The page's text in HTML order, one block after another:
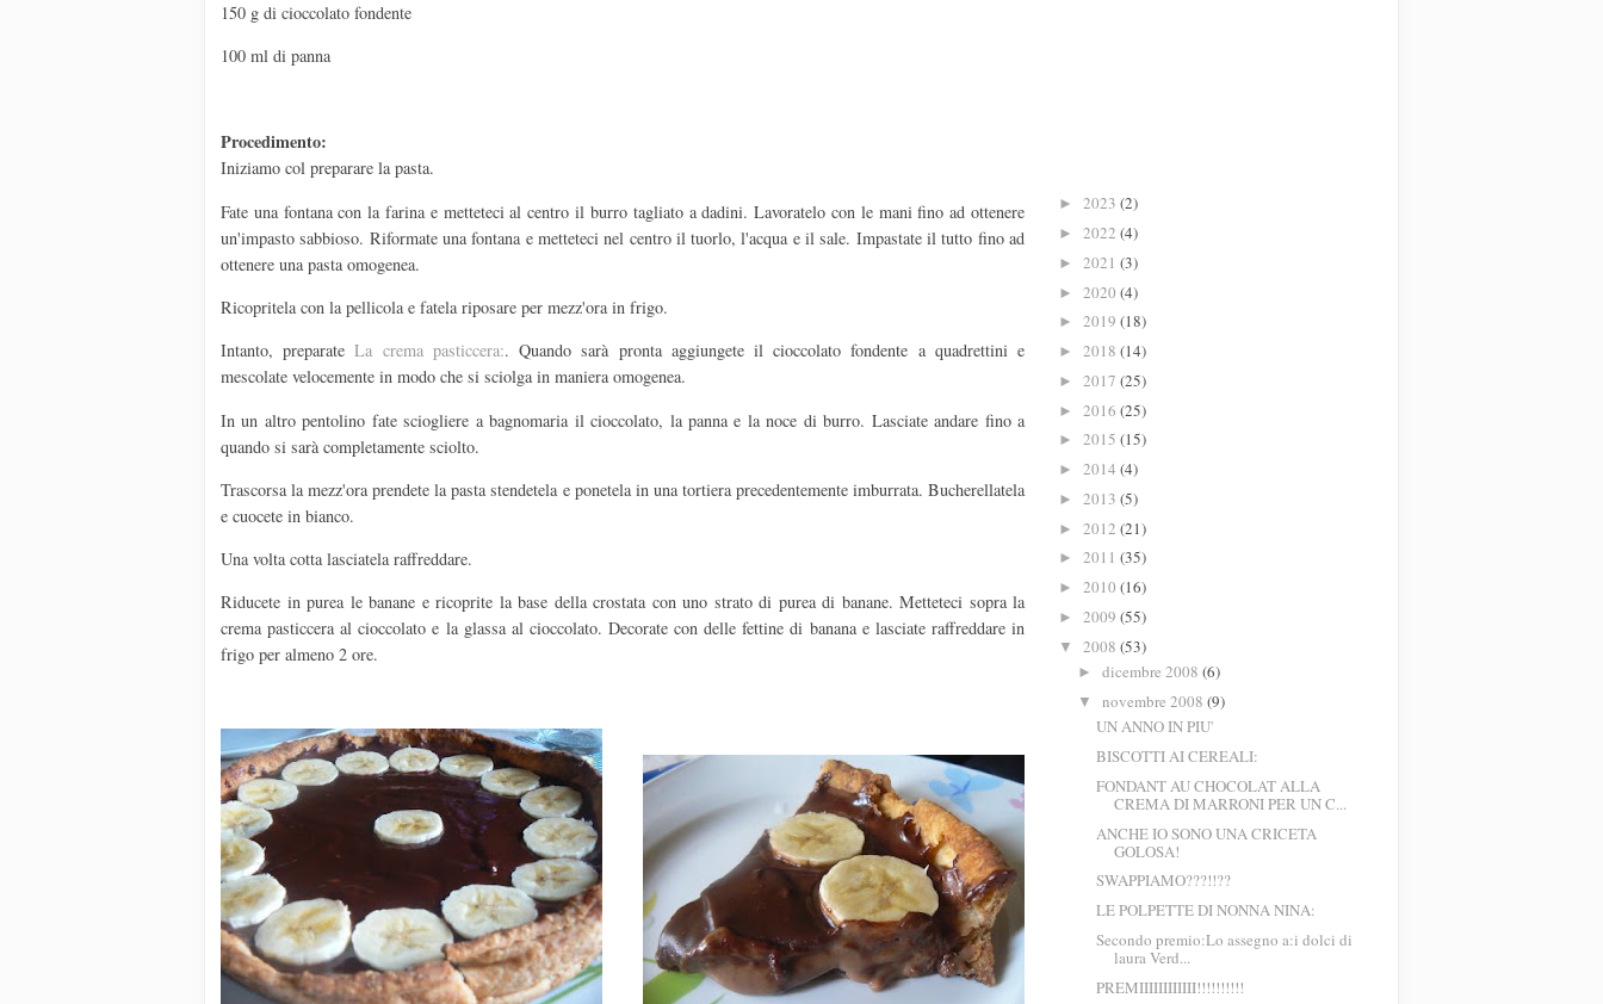
150 g di cioccolato fondente
100 ml di panna
Procedimento:
Iniziamo col preparare la pasta.
Fate una fontana con la farina e metteteci al centro il burro tagliato a dadini. Lavoratelo con le mani fino ad ottenere
un'impasto sabbioso. Riformate una fontana e metteteci nel centro il tuorlo, l'acqua e il sale. Impastate il tutto fino ad
ottenere una pasta omogenea.
Ricopritela con la pellicola e fatela riposare per mezz'ora in frigo.
Intanto, preparateLa crema pasticcera:. Quando sarà pronta aggiungete il cioccolato fondente a quadrettini e
mescolate velocemente in modo che si sciolga in maniera omogenea.
In un altro pentolino fate sciogliere a bagnomaria il cioccolato, la panna e la noce di burro. Lasciate andare fino a
quando si sarà completamente sciolto.
Trascorsa la mezz'ora prendete la pasta stendetela e ponetela in una tortiera precedentemente imburrata. Bucherellatela
e cuocete in bianco.
Una volta cotta lasciatela raffreddare.
Riducete in purea le banane e ricoprite la base della crostata con uno strato di purea di banane. Metteteci sopra la
crema pasticcera al cioccolato e la glassa al cioccolato. Decorate con delle fettine di banana e lasciate raffreddare in
frigo per almeno 2 ore.
► 2023 (2)
► 2022 (4)
► 2021 (3)
► 2020 (4)
► 2019 (18)
► 2018 (14)
► 2017 (25)
► 2016 (25)
► 2015 (15)
► 2014 (4)
► 2013 (5)
► 2012 (21)
► 2011 (35)
► 2010 (16)
► 2009 (55)
▼ 2008 (53)
► dicembre 2008 (6)
▼ novembre 2008 (9)
UN ANNO IN PIU'
BISCOTTI AI CEREALI:
FONDANT AU CHOCOLAT ALLA
CREMA DI MARRONI PER UN C...
ANCHE IO SONO UNA CRICETA
GOLOSA!
SWAPPIAMO???!!??
LE POLPETTE DI NONNA NINA:
Secondo premio:Lo assegno a:i dolci di
laura Verd...
PREMIIIIIIIIIIII!!!!!!!!!!